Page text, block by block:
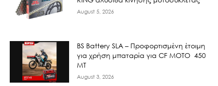
August 5, 2026
BS Battery SLA – Προφορτισμένη έτοιμη
για χρήση μπαταρία για CF MOTO 450
MT
August 3, 2026